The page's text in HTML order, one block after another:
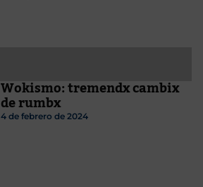
Wokismo: tremendx cambix
de rumbx
4 de febrero de 2024